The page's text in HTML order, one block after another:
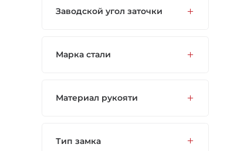
Заводской угол заточки
Марка стали
Материал рукояти
Тип замка